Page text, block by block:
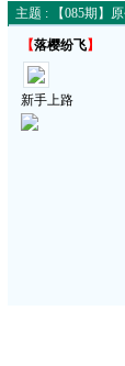
主题 : 【085期】
【落樱纷飞】
新手上路